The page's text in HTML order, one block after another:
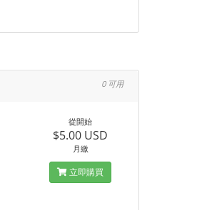
0 可用
從開始
$5.00 USD
月繳
立即購買